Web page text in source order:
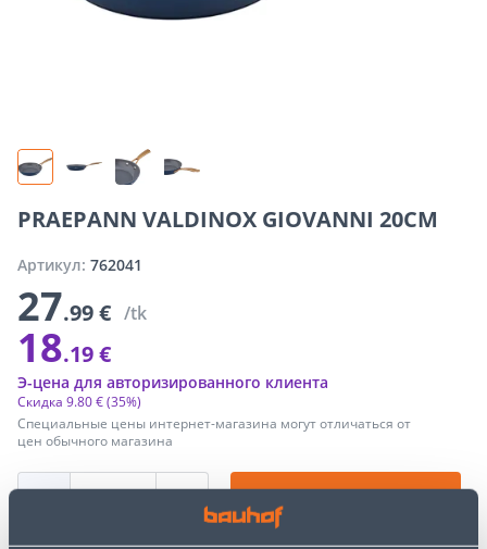
PRAEPANN VALDINOX GIOVANNI 20CM
Артикул: 762041
27.99 € /tk
18.19 €
Специальные цены интернет-магазина могут отличаться от
цен обычного магазина
Скидка 9.80 €(35%)
Э-цена для авторизированного клиента